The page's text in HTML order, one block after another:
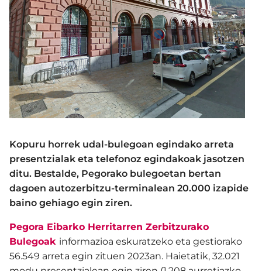
Kopuru horrek udal-bulegoan egindako arreta
presentzialak eta telefonoz egindakoak jasotzen
ditu. Bestalde, Pegorako bulegoetan bertan
dagoen autozerbitzu-terminalean 20.000 izapide
baino gehiago egin ziren.
Pegora Eibarko Herritarren Zerbitzurako
Bulegoak informazioa eskuratzeko eta gestiorako
56.549 arreta egin zituen 2023an. Haietatik, 32.021